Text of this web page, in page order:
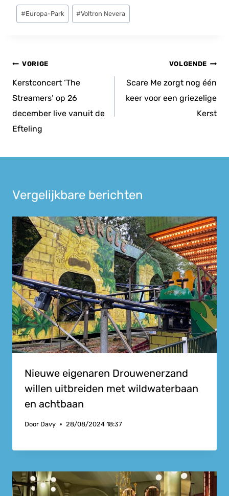
Bericht
tags:
#Europa-Park #Voltron Nevera
Bericht
navigatie
VORIGE
Kerstconcert ‘The
Streamers’ op 26
december live vanuit de
Efteling
VOLGENDE
Scare Me zorgt nog één
keer voor een griezelige
Kerst
Vergelijkbare berichten
Nieuwe eigenaren Drouwenerzand
willen uitbreiden met wildwaterbaan
en achtbaan
Door Davy 28/08/2024 18:37